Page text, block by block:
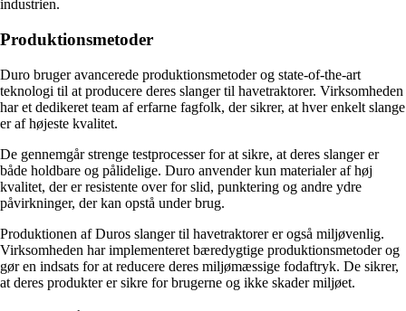
industrien.
Produktionsmetoder
Duro bruger avancerede produktionsmetoder og state-of-the-art
teknologi til at producere deres slanger til havetraktorer. Virksomheden
har et dedikeret team af erfarne fagfolk, der sikrer, at hver enkelt slange
er af højeste kvalitet.
De gennemgår strenge testprocesser for at sikre, at deres slanger er
både holdbare og pålidelige. Duro anvender kun materialer af høj
kvalitet, der er resistente over for slid, punktering og andre ydre
påvirkninger, der kan opstå under brug.
Produktionen af ​​Duros slanger til havetraktorer er også miljøvenlig.
Virksomheden har implementeret bæredygtige produktionsmetoder og
gør en indsats for at reducere deres miljømæssige fodaftryk. De sikrer,
at deres produkter er sikre for brugerne og ikke skader miljøet.